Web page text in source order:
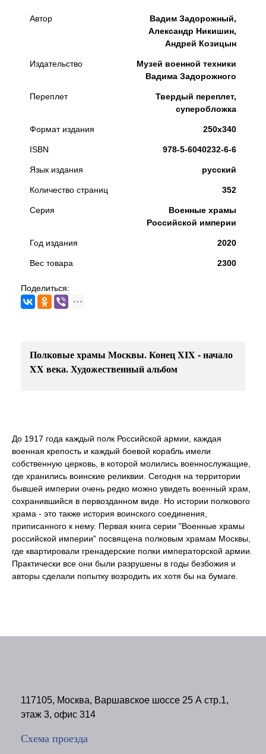
Автор
Вадим Задорожный,
Александр Никишин,
Андрей Козицын
Издательство
Музей военной техники
Вадима Задорожного
Переплет
Твердый переплет,
суперобложка
Формат издания 250х340
ISBN 978-5-6040232-6-6
Язык издания русский
Количество страниц 352
Серия
Военные храмы
Российской империи
Год издания 2020
Вес товара 2300
Поделиться:
Полковые храмы Москвы. Конец XIX - начало
XX века. Художественный альбом
До 1917 года каждый полк Российской армии, каждая
военная крепость и каждый боевой корабль имели
собственную церковь, в которой молились военнослужащие,
где хранились воинские реликвии. Сегодня на территории
бывшей империи очень редко можно увидеть военный храм,
сохранившийся в первозданном виде. Но истории полкового
храма - это также история воинского соединения,
приписанного к нему. Первая книга серии "Военные храмы
российской империи" посвящена полковым храмам Москвы,
где квартировали гренадерские полки императорской армии.
Практически все они были разрушены в годы безбожия и
авторы сделали попытку возродить их хотя бы на бумаге.
117105, Москва, Варшавское шоссе 25 А стр.1,
этаж 3, офис 314
Схема проезда